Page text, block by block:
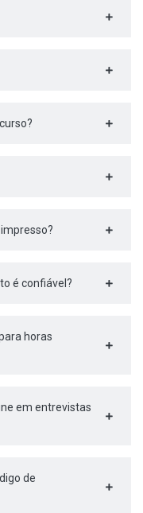
é confiável?
horas
em entrevistas
de